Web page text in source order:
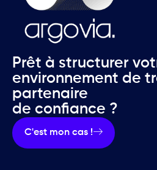
Prêt à structurer
environnement de
partenaire
de confiance ?
C'est mon cas !